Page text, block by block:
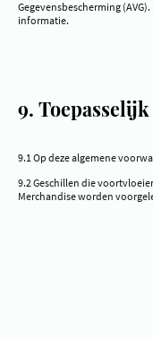
Gegevensbescherming
informatie.
9.
9.1 Op deze algemene
9.2 Geschillen die
Merchandise worden